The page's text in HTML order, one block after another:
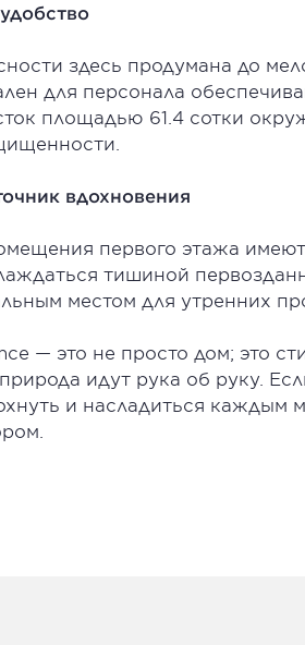
здесь продумана до
для персонала
площадью 61.4 сотки
вдохновения
первого этажа
тишиной
местом для утренних
— это не просто дом; это
идут рука об руку.
и насладиться каждым